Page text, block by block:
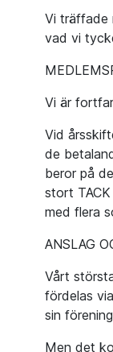
Vi träffade
vad vi
Vi är
Vid
de
beror på
stort
med flera
ANSLAG
Vårt
fördelas
sin
Men det